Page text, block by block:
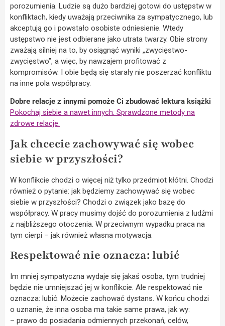
porozumienia. Ludzie są dużo bardziej gotowi do ustępstw w
konfliktach, kiedy uważają przeciwnika za sympatycznego, lub
akceptują go i powstało osobiste odniesienie. Wtedy
ustępstwo nie jest odbierane jako utrata twarzy. Obie strony
zważają silniej na to, by osiągnąć wyniki „zwycięstwo-
zwycięstwo”, a więc, by nawzajem profitować z
kompromisów. I obie będą się starały nie poszerzać konfliktu
na inne pola współpracy.
Dobre relacje z innymi pomoże Ci zbudować lektura książki
Pokochaj siebie a nawet innych. Sprawdzone metody na
zdrowe relacje.
Jak chcecie zachowywać się wobec
siebie w przyszłości?
W konflikcie chodzi o więcej niż tylko przedmiot kłótni. Chodzi
również o pytanie: jak będziemy zachowywać się wobec
siebie w przyszłości? Chodzi o związek jako bazę do
współpracy. W pracy musimy dojść do porozumienia z ludźmi
z najbliższego otoczenia. W przeciwnym wypadku praca na
tym cierpi – jak również własna motywacja.
Respektować nie oznacza: lubić
Im mniej sympatyczna wydaje się jakaś osoba, tym trudniej
będzie nie umniejszać jej w konflikcie. Ale respektować nie
oznacza: lubić. Możecie zachować dystans. W końcu chodzi
o uznanie, że inna osoba ma takie same prawa, jak wy:
– prawo do posiadania odmiennych przekonań, celów,